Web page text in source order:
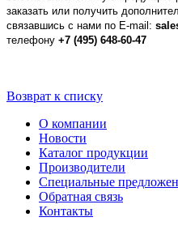
заказать или получить
связавшись с нами по E-mail:
телефону +7 (495) 648-60-47
Возврат к списку
О компании
Новости
Каталог продукции
Производители
Специальные
Обратная связь
Контакты